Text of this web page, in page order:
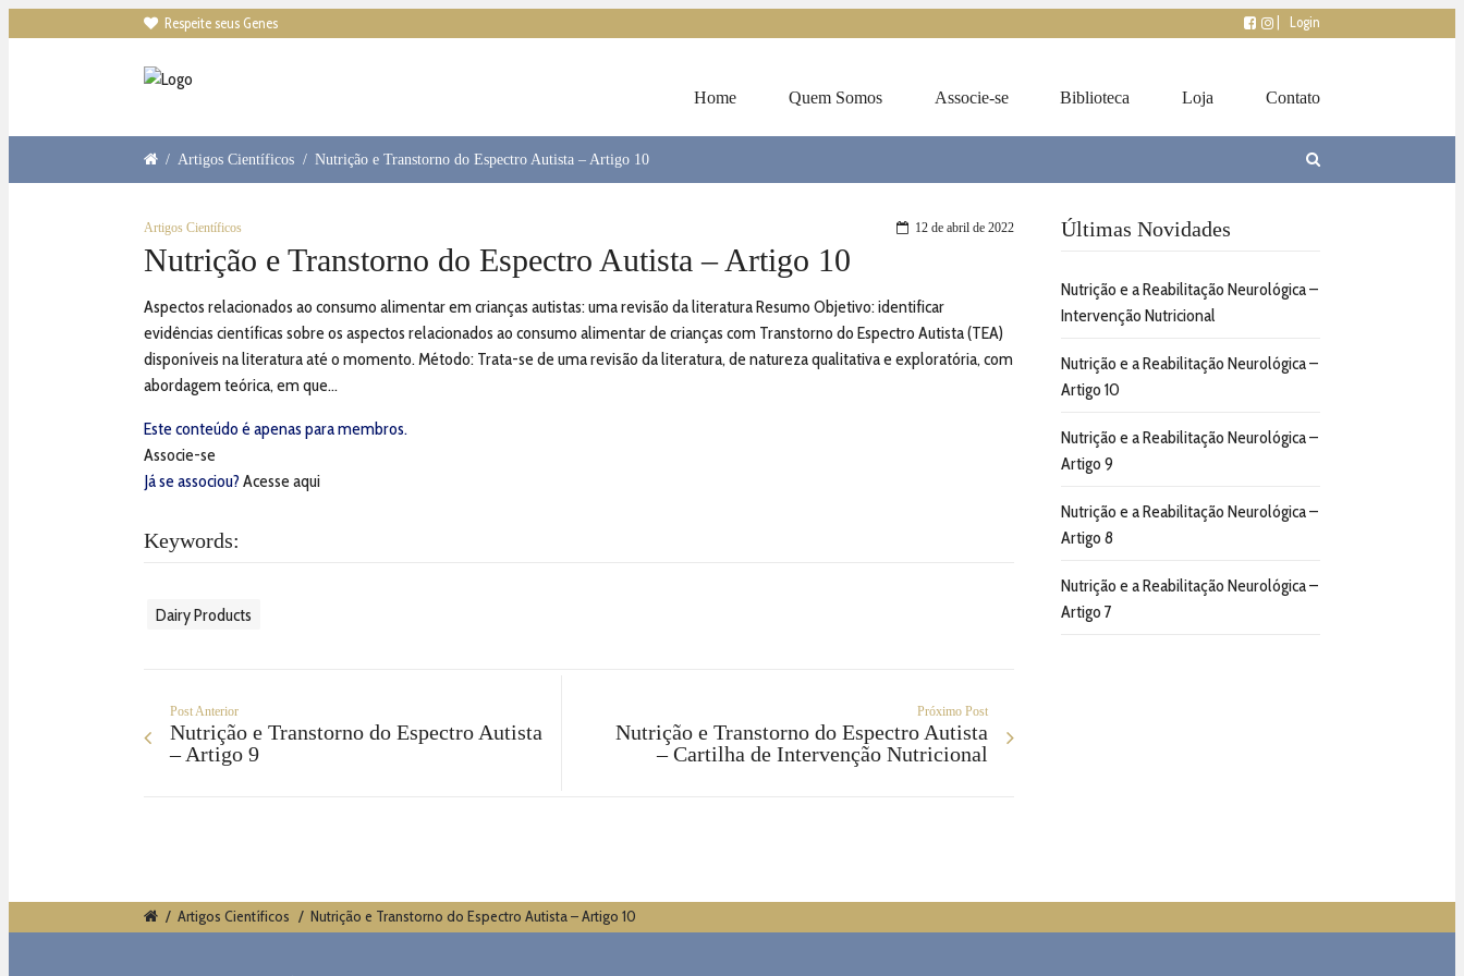
 Respeite seus Genes Login
Home Quem Somos Associe-se Biblioteca Loja Contato
/ Artigos Científicos / Nutrição e Transtorno do Espectro Autista – Artigo 10
12 de abril de 2022
Artigos Científicos
Nutrição e Transtorno do Espectro Autista – Artigo 10
Aspectos relacionados ao consumo alimentar em crianças autistas: uma revisão da literatura Resumo Objetivo: identificar
evidências científicas sobre os aspectos relacionados ao consumo alimentar de crianças com Transtorno do Espectro Autista (TEA)
disponíveis na literatura até o momento. Método: Trata-se de uma revisão da literatura, de natureza qualitativa e exploratória, com
abordagem teórica, em que...
Este conteúdo é apenas para membros.
Associe-se
Já se associou? Acesse aqui
Keywords:
Dairy Products
Post Anterior
Nutrição e Transtorno do Espectro Autista
– Artigo 9
Próximo Post
Nutrição e Transtorno do Espectro Autista
– Cartilha de Intervenção Nutricional
Últimas Novidades
Nutrição e a Reabilitação Neurológica –
Intervenção Nutricional
Nutrição e a Reabilitação Neurológica –
Artigo 10
Nutrição e a Reabilitação Neurológica –
Artigo 9
Nutrição e a Reabilitação Neurológica –
Artigo 8
Nutrição e a Reabilitação Neurológica –
Artigo 7
/ Artigos Científicos / Nutrição e Transtorno do Espectro Autista – Artigo 10